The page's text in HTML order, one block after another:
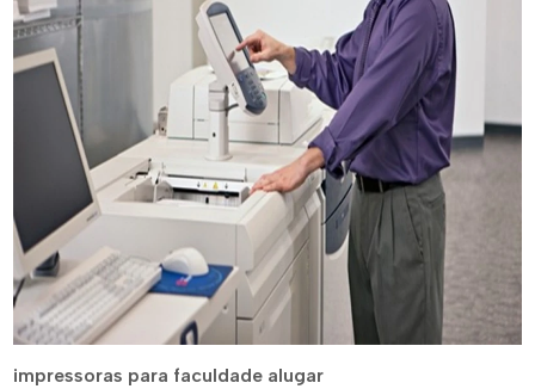
impressoras para faculdade alugar